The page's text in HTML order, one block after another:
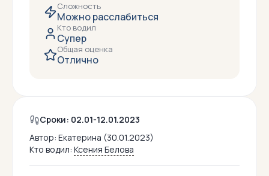
Сложность
Можно расслабиться
Кто водил
Супер
Общая оценка
Отлично
Сроки: 02.01-12.01.2023
Автор: Екатерина (30.01.2023)
Кто водил: Ксения Белова